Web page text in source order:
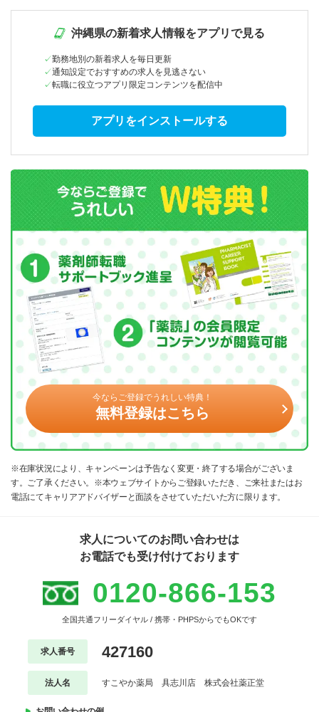
沖縄県の新着求人情報をアプリで見る
勤務地別の新着求人を毎日更新
通知設定でおすすめの求人を見逃さない
転職に役立つアプリ限定コンテンツを配信中
アプリをインストールする
今ならご登録でうれしい特典！
無料登録はこちら
※在庫状況により、キャンペーンは予告なく変更・終了する場合がございま
す。ご了承ください。※本ウェブサイトからご登録いただき、ご来社またはお
電話にてキャリアアドバイザーと面談をさせていただいた方に限ります。
求人についてのお問い合わせは
お電話でも受け付けております
0120-866-153
全国共通フリーダイヤル / 携帯・PHPSからでもOKです
求人番号 427160
法人名 すこやか薬局 具志川店 株式会社薬正堂